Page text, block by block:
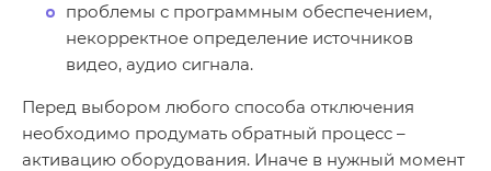
проблемы с программным обеспечением,
некорректное определение источников
видео, аудио сигнала.
Перед выбором любого способа отключения
необходимо продумать обратный процесс –
активацию оборудования. Иначе в нужный момент